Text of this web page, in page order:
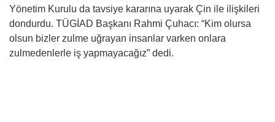
Yönetim Kurulu da tavsiye kararına uyarak Çin ile ilişkileri
dondurdu. TÜGİAD Başkanı Rahmi Çuhacı: “Kim olursa
olsun bizler zulme uğrayan insanlar varken onlara
zulmedenlerle iş yapmayacağız” dedi.